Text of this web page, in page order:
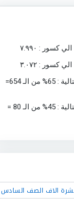
كسور : ٧.٩٩٠
كسور : ٣.٠٧٢
جد قيمة النسب المئوية التالية : 65% من الـ 654=
جد قيمة النسب المئوية التالية : 45% من الـ 80 =
الاف الصف